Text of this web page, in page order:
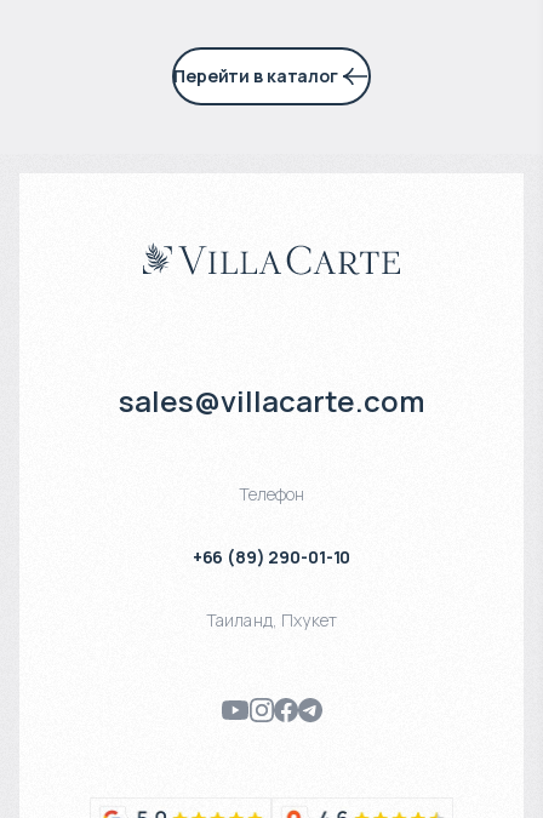
Перейти в каталог
sales@villacarte.com
Телефон
+66 (89) 290-01-10
Таиланд, Пхукет